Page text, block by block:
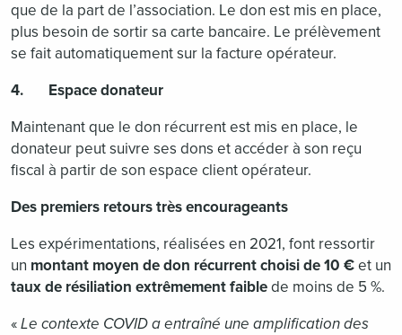
que de la part de l’association. Le don est mis en place,
plus besoin de sortir sa carte bancaire. Le prélèvement
se fait automatiquement sur la facture opérateur.
4. Espace donateur
Maintenant que le don récurrent est mis en place, le
donateur peut suivre ses dons et accéder à son reçu
fiscal à partir de son espace client opérateur.
Des premiers retours très encourageants
Les expérimentations, réalisées en 2021, font ressortir
un montant moyen de don récurrent choisi de 10 €et un
taux de résiliation extrêmement faiblede moins de 5 %.
«Le contexte COVID a entraîné une amplification des